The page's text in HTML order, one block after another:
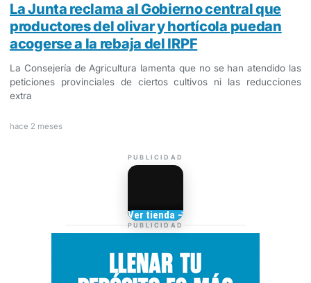
La Junta reclama al Gobierno central que
productores del olivar y hortícola puedan
acogerse a la rebaja del IRPF
La Consejería de Agricultura lamenta que no se han atendido las
peticiones provinciales de ciertos cultivos ni las reducciones
extra
hace 2 meses
PUBLICIDAD
TIENDA DE
BARRAMEDIA
Camisetas de Sanlúcar
Ver tienda →
PUBLICIDAD